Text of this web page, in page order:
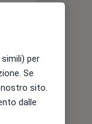
per
Se
sito.
dalle